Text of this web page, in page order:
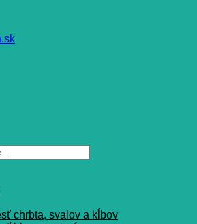
chrbta, svalov a kĺbov